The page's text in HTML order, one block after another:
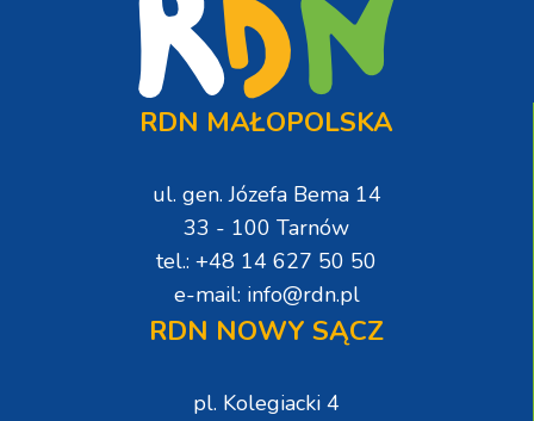
RDN MAŁOPOLSKA
ul. gen. Józefa Bema 14
33 - 100 Tarnów
tel.: +48 14 627 50 50
e-mail: info@rdn.pl
RDN NOWY SĄCZ
pl. Kolegiacki 4